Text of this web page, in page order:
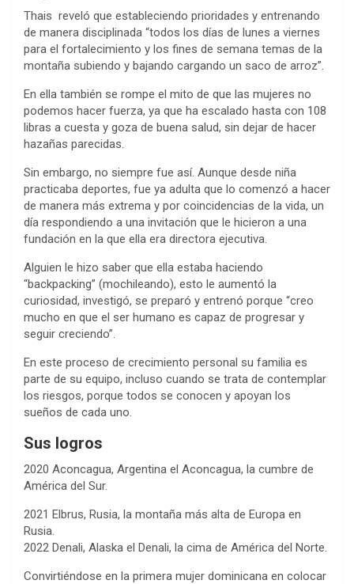
Thais reveló que estableciendo prioridades y entrenando
de manera disciplinada “todos los días de lunes a viernes
para el fortalecimiento y los fines de semana temas de la
montaña subiendo y bajando cargando un saco de arroz”.
En ella también se rompe el mito de que las mujeres no
podemos hacer fuerza, ya que ha escalado hasta con 108
libras a cuesta y goza de buena salud, sin dejar de hacer
hazañas parecidas.
Sin embargo, no siempre fue así. Aunque desde niña
practicaba deportes, fue ya adulta que lo comenzó a hacer
de manera más extrema y por coincidencias de la vida, un
día respondiendo a una invitación que le hicieron a una
fundación en la que ella era directora ejecutiva.
Alguien le hizo saber que ella estaba haciendo
“backpacking” (mochileando), esto le aumentó la
curiosidad, investigó, se preparó y entrenó porque “creo
mucho en que el ser humano es capaz de progresar y
seguir creciendo”.
En este proceso de crecimiento personal su familia es
parte de su equipo, incluso cuando se trata de contemplar
los riesgos, porque todos se conocen y apoyan los
sueños de cada uno.
Sus logros
2020 Aconcagua, Argentina el Aconcagua, la cumbre de
América del Sur.
2021 Elbrus, Rusia, la montaña más alta de Europa en
Rusia.
2022 Denali, Alaska el Denali, la cima de América del Norte.
Convirtiéndose en la primera mujer dominicana en colocar